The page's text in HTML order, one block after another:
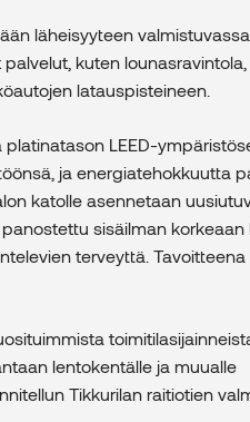
läheisyyteen
kuten
latauspisteineen.
LEED-
ja energiatehokkuutta
katolle asennetaan
sisäilman korkeaan
terveyttä.
lentokentälle ja muualle
Tikkurilan raitiotien